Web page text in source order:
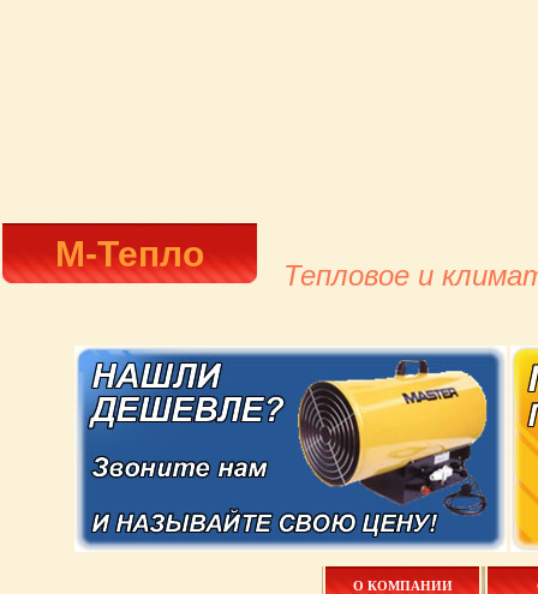
М-Тепло
Тепловое и
О КОМПАНИИ